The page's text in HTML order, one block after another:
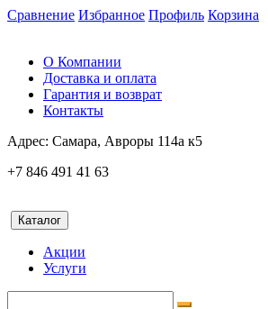
Сравнение Избранное Профиль Корзина
О Компании
Доставка и оплата
Гарантия и возврат
Контакты
Адрес: Самара, Авроры 114а к5
+7 846 491 41 63
Каталог
Акции
Услуги